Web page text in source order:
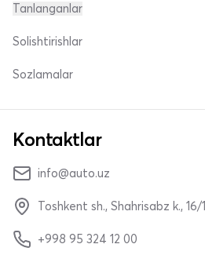
Tanlanganlar
Solishtirishlar
Sozlamalar
Kontaktlar
info@auto.uz
Toshkent sh., Shahrisabz k., 16/1
+998 95 324 12 00